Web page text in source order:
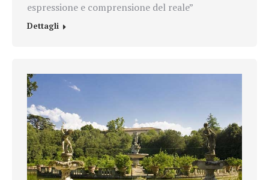
espressione e comprensione del reale”
Dettagli